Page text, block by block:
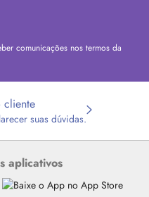
comunicações nos termos da
cliente
suas dúvidas.
aplicativos